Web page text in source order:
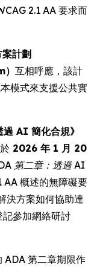
2.1 AA 要求而
計劃
互相呼應，該計
模式來支援公共實
AI 簡化合規》
2026 年 1 月 20
第二章：透過 AI
AA 概述的無障礙要
決方案如何協助達
參加網絡研討
ADA 第二章期限作